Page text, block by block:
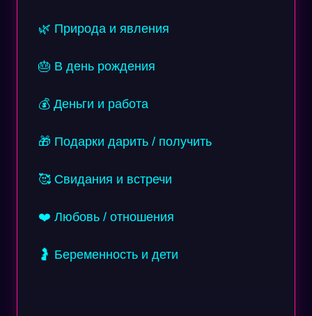
🌿 Природа и явления
🎂 В день рождения
💰 Деньги и работа
🎁 Подарки дарить / получить
🥰 Свидания и встречи
❤️ Любовь / отношения
🤰 Беременность и дети